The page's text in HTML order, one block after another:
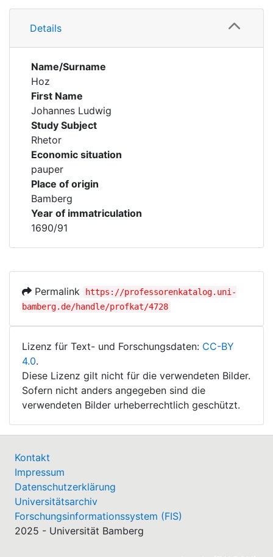
Details
Details
Name/Surname
Hoz
First Name
Johannes Ludwig
Study Subject
Rhetor
Economic situation
pauper
Place of origin
Bamberg
Year of immatriculation
1690/91
Permalink
https://professorenkatalog.uni-
bamberg.de/handle/profkat/4728
Lizenz für Text- und Forschungsdaten: CC-BY
4.0.
Diese Lizenz gilt nicht für die verwendeten Bilder.
Sofern nicht anders angegeben sind die
verwendeten Bilder urheberrechtlich geschützt.
Kontakt
Impressum
Datenschutzerklärung
Universitätsarchiv
Forschungsinformationssystem (FIS)
2025 - Universität Bamberg